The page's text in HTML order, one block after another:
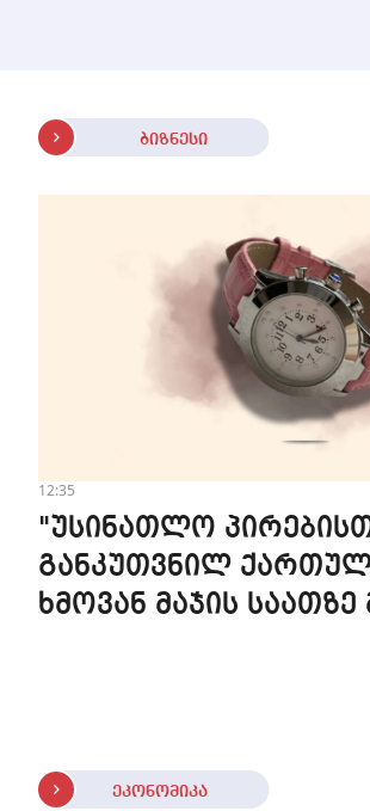
ბიზნესი
12:35
"უსინათლო
განკუთვნილ
ხმოვან მაჯის
ეკონომიკა